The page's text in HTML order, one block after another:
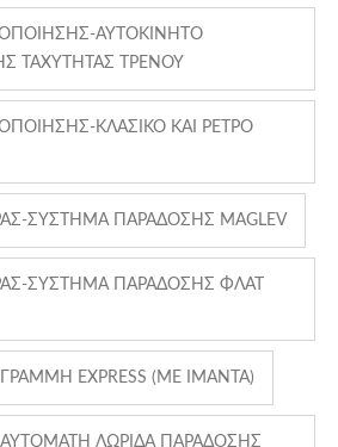
ΑΥΤΟΚΊΝΗΤΟ
ΤΑΧΎΤΗΤΑΣ ΤΡΈΝΟΥ
ΚΛΑΣΙΚΌ ΚΑΙ ΡΕΤΡΌ
ΣΎΣΤΗΜΑ ΠΑΡΆΔΟΣΗΣ MAGLEV
ΣΎΣΤΗΜΑ ΠΑΡΆΔΟΣΗΣ ΦΛΑΤ
EXPRESS (ΜΕ ΙΜΆΝΤΑ)
ΛΩΡΊΔΑ ΠΑΡΆΔΟΣΗΣ